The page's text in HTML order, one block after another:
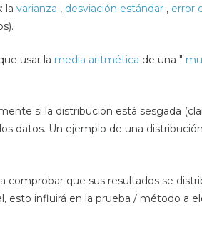
la varianza , desviación estándar , error
usar la media aritmética de una "
si la distribución está sesgada
datos. Un ejemplo de una
que sus resultados se
influirá en la prueba / método a